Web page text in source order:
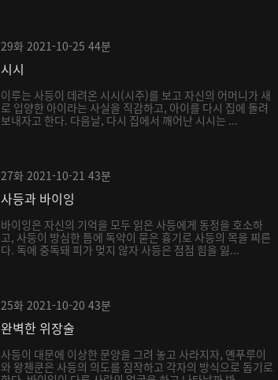
29화 2021-10-25 44분
시시
이루는 사등이 데려온 시시(시주)를 보고 자신의 어머니가 새
로 입양한 아이라는 사실을 직감하고, 아이를 다시 집에 돌려
보내자고 한다. 다음날, 다시 집에서 깨어난 시시는 ...
27화 2021-10-21 43분
사등과 바이잉
바이잉은 자신의 기억을 모두 읽은 사등에게 동정을 호소하
고, 사등이 방심한 틈에 독약이 묻은 흉기로 사등의 목을 찌른
다. 독에 중독돼 피가 멎지 않자 사등은 점점 힘을 잃...
25화 2021-10-20 43분
완벽한 위장술
사등이 대문에 이상한 문양을 그려 놓고 사라지자, 옌푸루이
와 왕첸쿤은 사등의 의도를 짐작하고 각자의 방식으로 돕기로